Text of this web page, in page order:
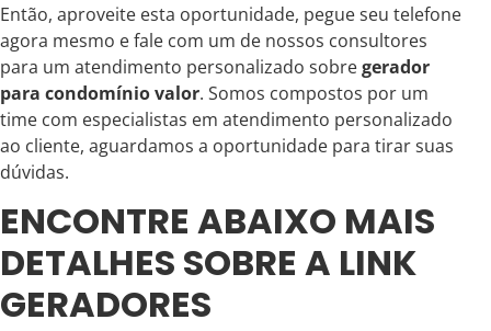
Então, aproveite esta oportunidade, pegue seu telefone
agora mesmo e fale com um de nossos consultores
para um atendimento personalizado sobregerador
para condomínio valor. Somos compostos por um
time com especialistas em atendimento personalizado
ao cliente, aguardamos a oportunidade para tirar suas
dúvidas.
ENCONTRE ABAIXO MAIS
DETALHES SOBRE A LINK
GERADORES